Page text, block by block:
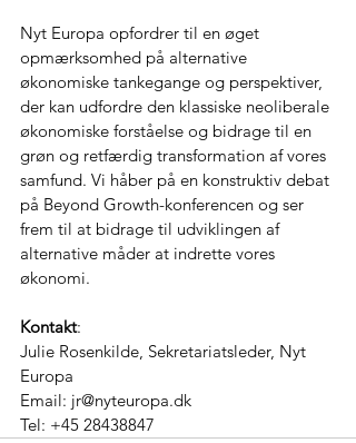
Nyt Europa opfordrer til en øget
opmærksomhed på alternative
økonomiske tankegange og perspektiver,
der kan udfordre den klassiske neoliberale
økonomiske forståelse og bidrage til en
grøn og retfærdig transformation af vores
samfund. Vi håber på en konstruktiv debat
på Beyond Growth-konferencen og ser
frem til at bidrage til udviklingen af
alternative måder at indrette vores
økonomi.
Kontakt:
Julie Rosenkilde, Sekretariatsleder, Nyt
Europa
Email: jr@nyteuropa.dk
Tel: +45 28438847